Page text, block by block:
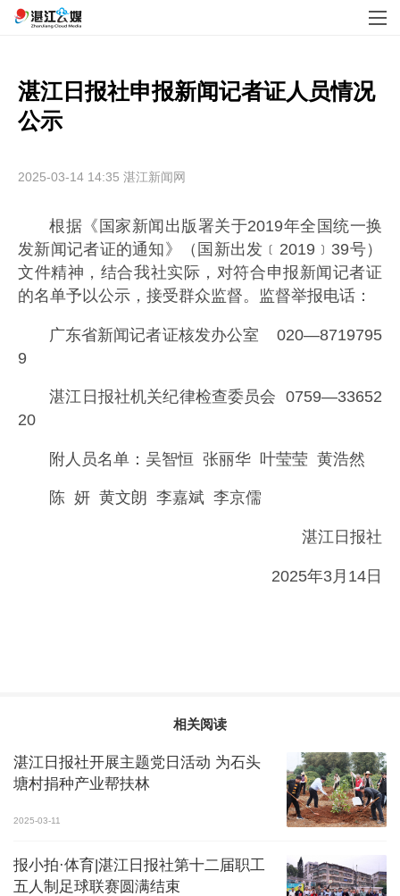
湛江日报社申报新闻记者证人员情况
公示
2025-03-14 14:35 湛江新闻网
根据《国家新闻出版署关于2019年全国统一换
发新闻记者证的通知》（国新出发﹝2019﹞39号）
文件精神，结合我社实际，对符合申报新闻记者证
的名单予以公示，接受群众监督。监督举报电话：
广东省新闻记者证核发办公室 020—8719795
9
湛江日报社机关纪律检查委员会 0759—33652
20
附人员名单：吴智恒 张丽华 叶莹莹 黄浩然
陈 妍 黄文朗 李嘉斌 李京儒
湛江日报社
2025年3月14日
相关阅读
湛江日报社开展主题党日活动 为石头
塘村捐种产业帮扶林
2025-03-11
报小拍·体育|湛江日报社第十二届职工
五人制足球联赛圆满结束